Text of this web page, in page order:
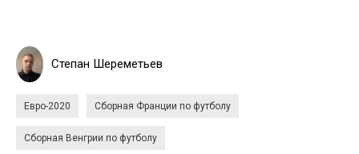
Степан Шереметьев
Евро-2020 Сборная Франции по футболу
Сборная Венгрии по футболу